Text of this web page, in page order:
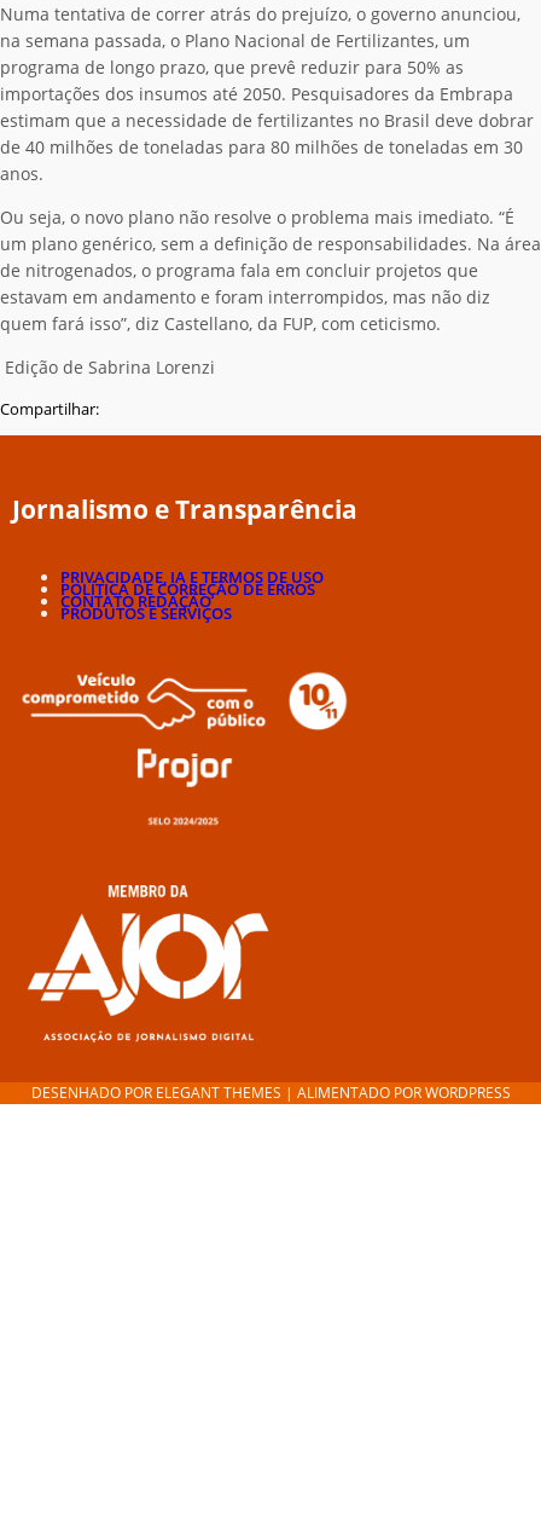
Numa tentativa de correr atrás do prejuízo, o governo anunciou,
na semana passada, o Plano Nacional de Fertilizantes, um
programa de longo prazo, que prevê reduzir para 50% as
importações dos insumos até 2050. Pesquisadores da Embrapa
estimam que a necessidade de fertilizantes no Brasil deve dobrar
de 40 milhões de toneladas para 80 milhões de toneladas em 30
anos.
Ou seja, o novo plano não resolve o problema mais imediato. “É
um plano genérico, sem a definição de responsabilidades. Na área
de nitrogenados, o programa fala em concluir projetos que
estavam em andamento e foram interrompidos, mas não diz
quem fará isso”, diz Castellano, da FUP, com ceticismo.
Edição de Sabrina Lorenzi
Compartilhar:
Jornalismo e Transparência
PRIVACIDADE, IA E TERMOS DE USO
POLÍTICA DE CORREÇÃO DE ERROS
CONTATO REDAÇÃO
PRODUTOS E SERVIÇOS
DESENHADO POR ELEGANT THEMES | ALIMENTADO PORWORDPRESS